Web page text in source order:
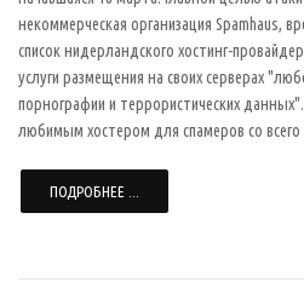
некоммерческая организация Spamhaus,
список нидерландского хостинг-
услуги размещения на своих серверах
порнографии и террористических
любимым хостером для спамеров со всего
ПОДРОБНЕЕ ...